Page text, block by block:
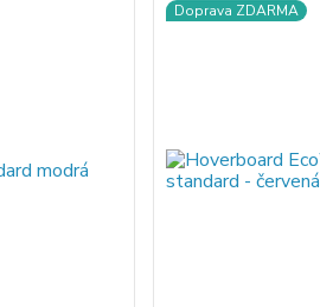
Doprava ZDARMA